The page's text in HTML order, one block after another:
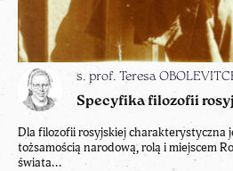
s. prof. Teresa
Specyfika filozofii
Dla filozofii rosyjskiej charakterystyczna
tożsamością narodową, rolą i miejscem
świata...